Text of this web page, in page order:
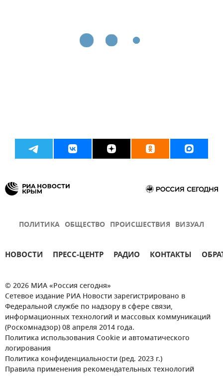
ПОЛИТИКА ОБЩЕСТВО ПРОИСШЕСТВИЯ ВИЗУАЛ
НОВОСТИ ПРЕСС-ЦЕНТР РАДИО КОНТАКТЫ
© 2026 МИА «Россия сегодня»
Сетевое издание РИА Новости зарегистрировано в
Федеральной службе по надзору в сфере связи,
информационных технологий и массовых коммуникаций
(Роскомнадзор) 08 апреля 2014 года.
Политика использования Cookie и автоматического
логирования
Политика конфиденциальности (ред. 2023 г.)
Правила применения рекомендательных технологий